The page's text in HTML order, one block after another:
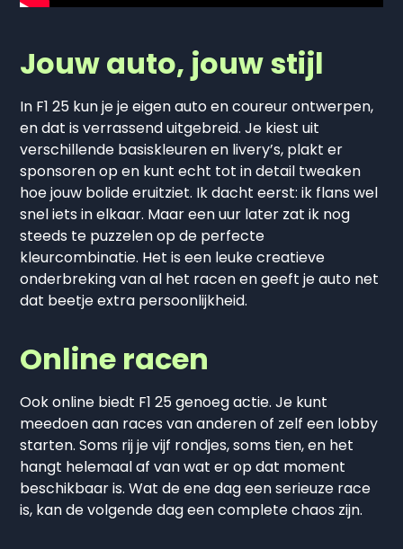
Jouw auto, jouw stijl
In F1 25 kun je je eigen auto en coureur ontwerpen,
en dat is verrassend uitgebreid. Je kiest uit
verschillende basiskleuren en livery’s, plakt er
sponsoren op en kunt echt tot in detail tweaken
hoe jouw bolide eruitziet. Ik dacht eerst: ik flans wel
snel iets in elkaar. Maar een uur later zat ik nog
steeds te puzzelen op de perfecte
kleurcombinatie. Het is een leuke creatieve
onderbreking van al het racen en geeft je auto net
dat beetje extra persoonlijkheid.
Online racen
Ook online biedt F1 25 genoeg actie. Je kunt
meedoen aan races van anderen of zelf een lobby
starten. Soms rij je vijf rondjes, soms tien, en het
hangt helemaal af van wat er op dat moment
beschikbaar is. Wat de ene dag een serieuze race
is, kan de volgende dag een complete chaos zijn.